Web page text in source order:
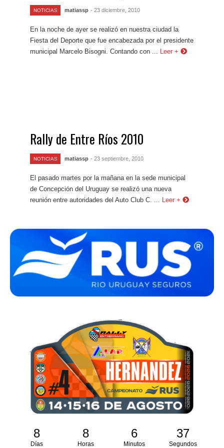
NOTICIAS matiassp - 23 diciembre, 2010
En la noche de ayer se realizó en nuestra ciudad la
Fiesta del Deporte que fue encabezada por el presidente
municipal Marcelo Bisogni. Contando con ...
Leer +
Rally de Entre Ríos 2010
NOTICIAS matiassp - 23 septiembre, 2010
El pasado martes por la mañana en la sede municipal
de Concepción del Uruguay se realizó una nueva
reunión entre autoridades del Auto Club C. ...
Leer +
8
Días
8
Horas
6
Minutos
36
Segundos